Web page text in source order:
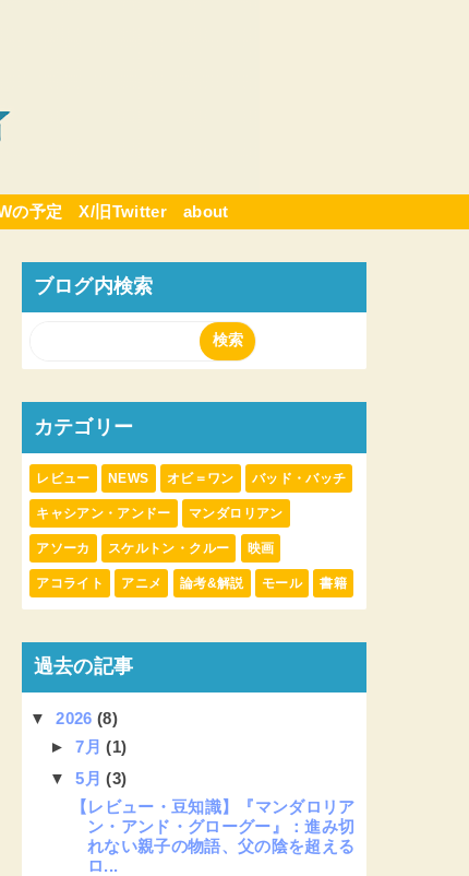
の予定 X/旧Twitter about
ブログ内検索
カテゴリー
レビュー NEWS オビ＝ワン バッド・バッチ
キャシアン・アンドー マンダロリアン
アソーカ スケルトン・クルー 映画
アコライト アニメ 論考&解説 モール 書籍
過去の記事
▼2026(8)
►7月(1)
▼5月(3)
【レビュー・豆知識】『マンダロリア
ン・アンド・グローグー』：進み切
れない親子の物語、父の陰を超える
ロ...